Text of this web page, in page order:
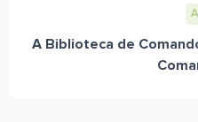
A Biblioteca de